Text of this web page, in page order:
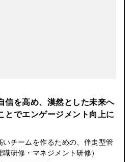
信を高め、漠然とした未来へ
とでエンゲージメント向上に
いチームを作るための、伴走型管
研修・マネジメント研修）